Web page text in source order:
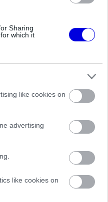
Sharing
which it
like cookies on
advertising
like cookies on
arról